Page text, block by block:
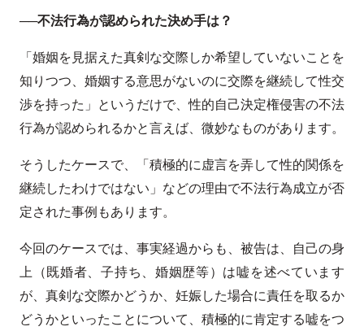
──不法行為が認められた決め手は？
「婚姻を見据えた真剣な交際しか希望していないことを
知りつつ、婚姻する意思がないのに交際を継続して性交
渉を持った」というだけで、性的自己決定権侵害の不法
行為が認められるかと言えば、微妙なものがあります。
そうしたケースで、「積極的に虚言を弄して性的関係を
継続したわけではない」などの理由で不法行為成立が否
定された事例もあります。
今回のケースでは、事実経過からも、被告は、自己の身
上（既婚者、子持ち、婚姻歴等）は嘘を述べています
が、真剣な交際かどうか、妊娠した場合に責任を取るか
どうかといったことについて、積極的に肯定する嘘をつ